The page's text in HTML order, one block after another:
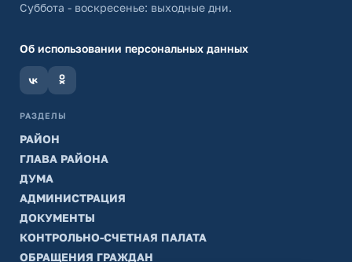
Суббота - воскресенье: выходные дни.
Об использовании персональных данных
РАЗДЕЛЫ
РАЙОН
ГЛАВА РАЙОНА
ДУМА
АДМИНИСТРАЦИЯ
ДОКУМЕНТЫ
КОНТРОЛЬНО-СЧЕТНАЯ ПАЛАТА
ОБРАЩЕНИЯ ГРАЖДАН